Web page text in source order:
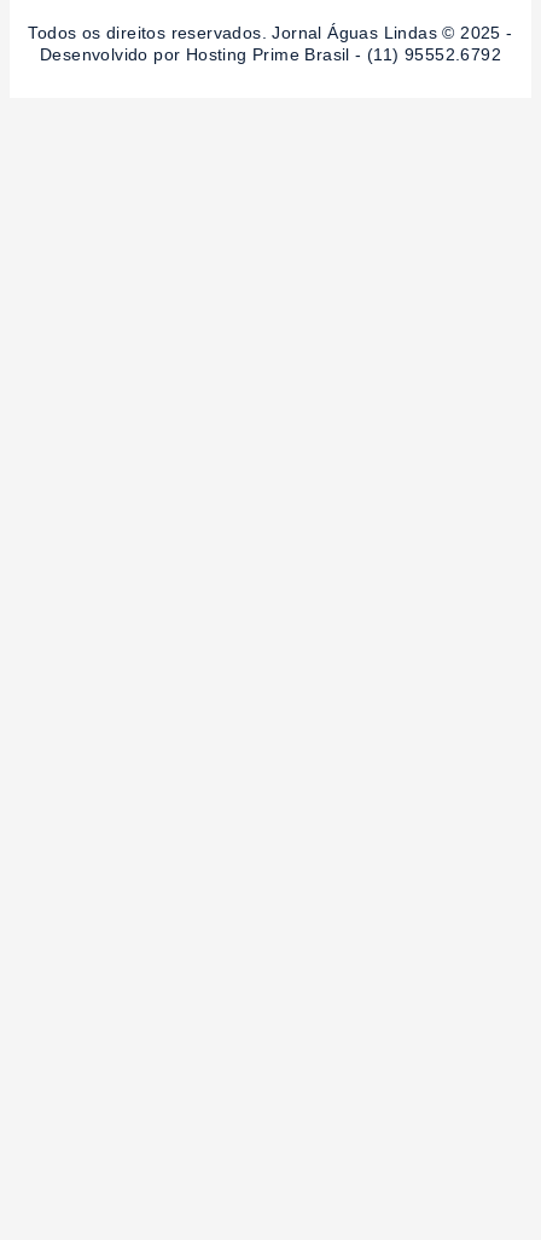
Todos os direitos reservados. Jornal Águas Lindas © 2025 -
Desenvolvido por Hosting Prime Brasil - (11) 95552.6792